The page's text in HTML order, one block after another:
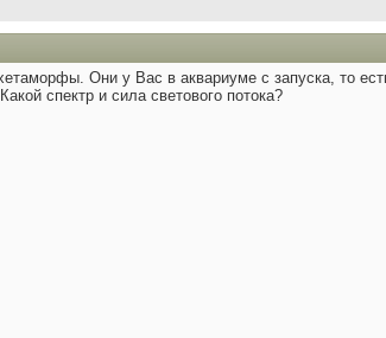
Они у Вас в аквариуме с запуска, то
спектр и сила светового потока?